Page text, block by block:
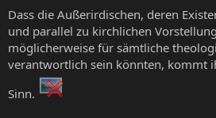
Dass die Außerirdischen, deren
und parallel zu kirchlichen
möglicherweise für sämtliche
verantwortlich sein könnten, kommt
Sinn.